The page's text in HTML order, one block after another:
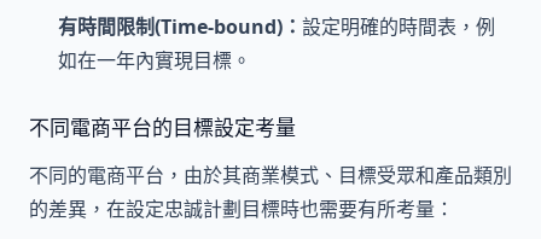
有時間限制(Time-bound)： 設定明確的時間表，例
如在一年內實現目標。
不同電商平台的目標設定考量
不同的電商平台，由於其商業模式、目標受眾和產品類別
的差異，在設定忠誠計劃目標時也需要有所考量：